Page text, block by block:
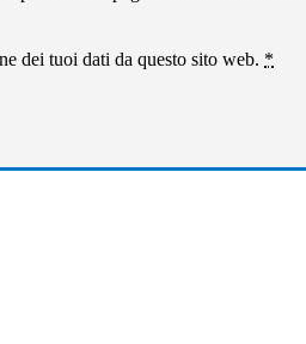
dei tuoi dati da questo sito web. *